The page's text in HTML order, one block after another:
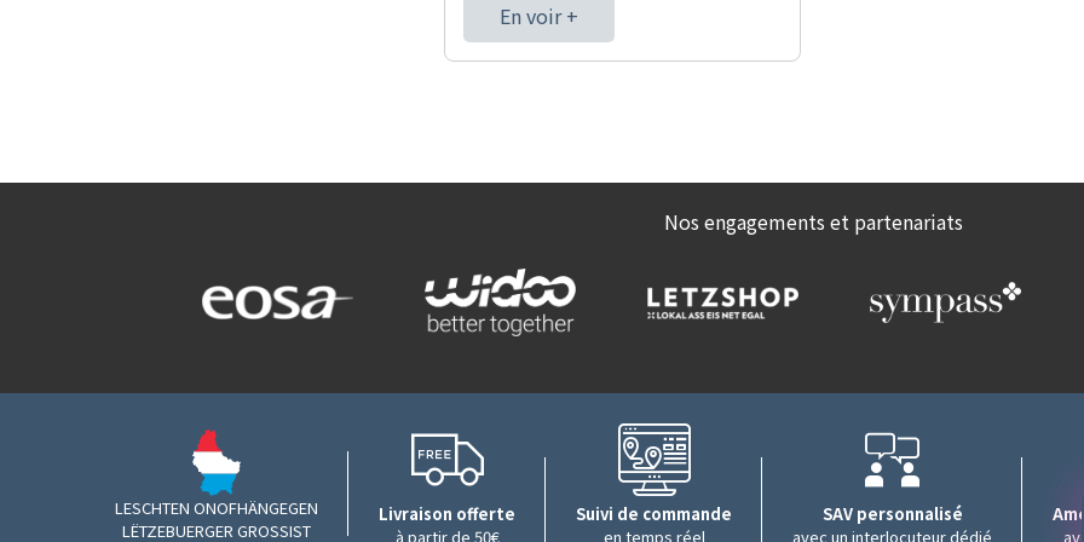
En voir +
Nos engagements et partenariats
LESCHTEN ONOFHÄNGEGEN
LËTZEBUERGER GROSSIST
Livraison offerte
à partir de 50€
Suivi de commande
en temps réel
SAV personnalisé
avec un interlocuteur dédié